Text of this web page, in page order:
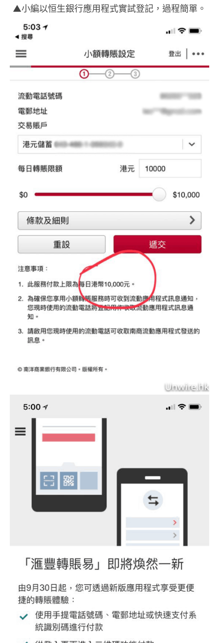
▲小編以恒生銀行應用程式實試登記，過程簡單。